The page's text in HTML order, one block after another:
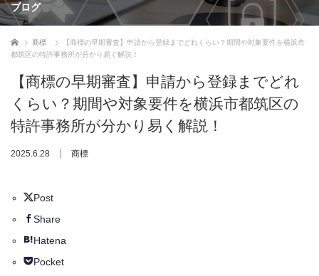
ブログ
ホーム 商標
【商標の早期審査】申請から登録までどれくらい？期間や対象要件を横浜市
都筑区の特許事務所が分かり易く解説！
【商標の早期審査】申請から登録までどれ
くらい？期間や対象要件を横浜市都筑区の
特許事務所が分かり易く解説！
2025.6.28 商標
Post
Share
Hatena
Pocket